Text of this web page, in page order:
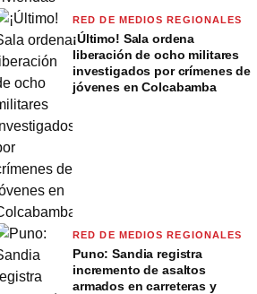
RED DE MEDIOS REGIONALES
¡Último! Sala ordena
liberación de ocho militares
investigados por crímenes de
jóvenes en Colcabamba
RED DE MEDIOS REGIONALES
Puno: Sandia registra
incremento de asaltos
armados en carreteras y